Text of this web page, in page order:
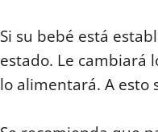
o
u
m
e
Si su bebé está
estado. Le cambiará
lo alimentará. A esto